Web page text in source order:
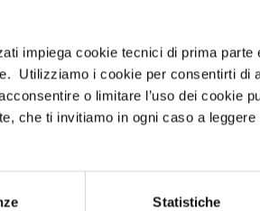
impiega cookie tecnici di prima parte
Utilizziamo i cookie per consentirti di
o limitare l’uso dei cookie
che ti invitiamo in ogni caso a
Statistiche
Servizi video su
sue impres